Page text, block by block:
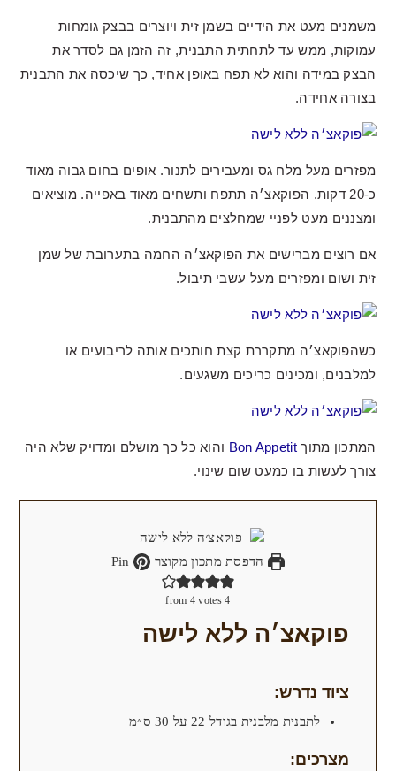
משמנים מעט את הידיים בשמן זית ויוצרים בבצק גומחות
עמוקות, ממש עד לתחתית התבנית, זה הזמן גם לסדר את
הבצק במידה והוא לא תפח באופן אחיד, כך שיכסה את התבנית
בצורה אחידה.
מפזרים מעל מלח גס ומעבירים לתנור. אופים בחום גבוה מאוד
כ-20 דקות. הפוקאצ׳ה תתפח ותשחים מאוד באפייה. מוציאים
ומצננים מעט לפניי שמחלצים מהתבנית.
אם רוצים מברישים את הפוקאצ׳ה החמה בתערובת של שמן
זית ושום ומפזרים מעל עשבי תיבול.
כשהפוקאצ׳ה מתקררת קצת חותכים אותה לריבועים או
למלבנים, ומכינים כריכים משגעים.
המתכון מתוך Bon Appetit והוא כל כך מושלם ומדויק שלא היה
צורך לעשות בו כמעט שום שינוי.
הדפסת מתכון מקוצר
4
from
4 votes
פוקאצ׳ה ללא לישה
ציוד נדרש:
לתבנית מלבנית בגודל 22 על 30 ס״מ
מצרכים: